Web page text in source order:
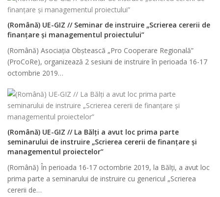
(Română) UE-GIZ // Seminar de instruire „Scrierea cererii de
finanțare și managementul proiectului”
(Română) Asociația Obștească „Pro Cooperare Regională”
(ProCoRe), organizează 2 sesiuni de instruire în perioada 16-17
octombrie 2019…
(Română) UE-GIZ // La Bălți a avut loc prima parte
seminarului de instruire „Scrierea cererii de finanțare și
managementul proiectelor”
(Română) În perioada 16-17 octombrie 2019, la Bălți, a avut loc
prima parte a seminarului de instruire cu genericul „Scrierea
cererii de…